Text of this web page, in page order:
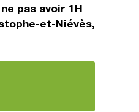
pas avoir 1H
et-Niévès,